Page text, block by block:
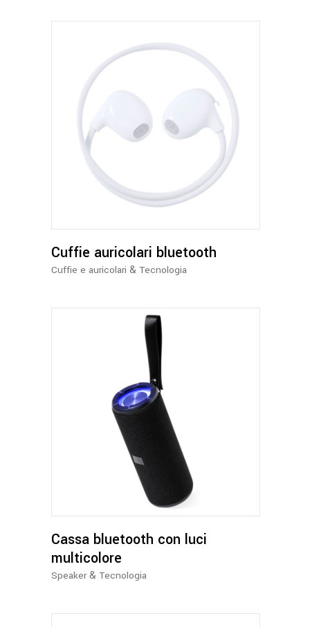
Cuffie auricolari bluetooth
Cuffie e auricolari & Tecnologia
Cassa bluetooth con luci
multicolore
Speaker& Tecnologia